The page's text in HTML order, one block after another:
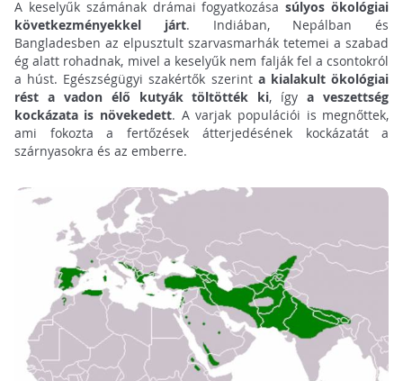
A keselyűk számának drámai fogyatkozásasúlyos ökológiai
következményekkel járt. Indiában, Nepálban és
Bangladesben az elpusztult szarvasmarhák tetemei a szabad
ég alatt rohadnak, mivel a keselyűk nem falják fel a csontokról
a húst. Egészségügyi szakértők szerint a kialakult ökológiai
rést a vadon élő kutyák töltötték ki, ígya veszettség
kockázata is növekedett. A varjak populációi is megnőttek,
ami fokozta a fertőzések átterjedésének kockázatát a
szárnyasokra és az emberre.